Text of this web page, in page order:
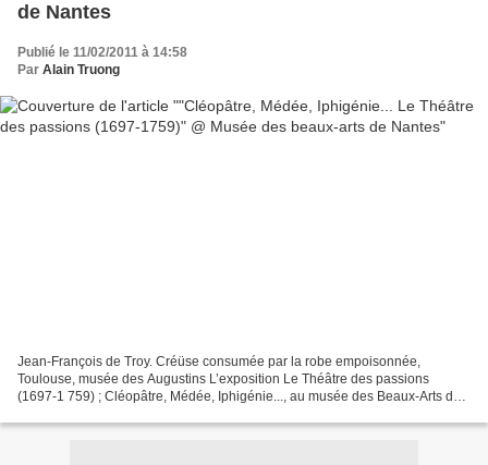
de Nantes
Publié le 11/02/2011 à 14:58
Par Alain Truong
Jean-François de Troy. Créüse consumée par la robe empoisonnée,
Toulouse, musée des Augustins L’exposition Le Théâtre des passions
(1697-1 759) ; Cléopâtre, Médée, Iphigénie..., au musée des Beaux-Arts de